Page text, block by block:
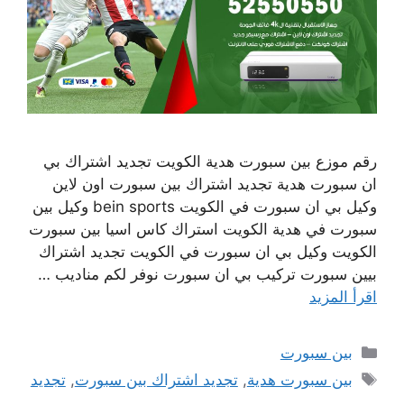
رقم موزع بين سبورت هدية الكويت تجديد اشتراك بي
ان سبورت هدية تجديد اشتراك بين سبورت اون لاين
وكيل بي ان سبورت في الكويت bein sports وكيل بين
سبورت في هدية الكويت استراك كاس اسيا بين سبورت
الكويت وكيل بي ان سبورت في الكويت تجديد اشتراك
بيين سبورت تركيب بي ان سبورت نوفر لكم مناديب …
اقرأ المزيد
التصنيفات
بين سبورت
الوسوم
بين سبورت هدية,تجديد اشتراك بين سبورت,تجديد